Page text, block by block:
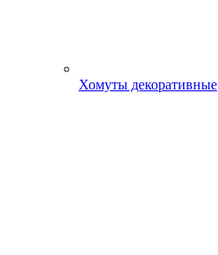
Хомуты декоративные